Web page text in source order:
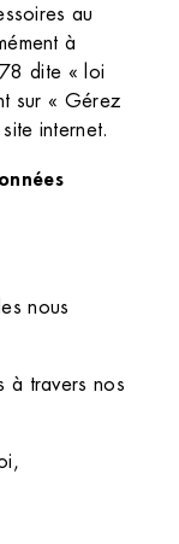
au
à
dite « loi
sur « Gérez
internet.
nous
travers nos